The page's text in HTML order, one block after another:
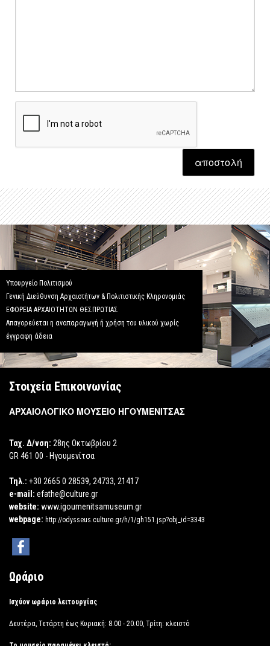
αποστολή
Υπουργείο Πολιτισμού
Γενική Διεύθυνση Αρχαιοτήτων & Πολιτιστικής Κληρονομιάς
ΕΦΟΡΕΙΑ ΑΡΧΑΙΟΤΗΤΩΝ ΘΕΣΠΡΩΤΙΑΣ
Απαγορεύεται η αναπαραγωγή ή χρήση του υλικού χωρίς
έγγραφη άδεια
Στοιχεία Επικοινωνίας
ΑΡΧΑΙΟΛΟΓΙΚΟ ΜΟΥΣΕΙΟ ΗΓΟΥΜΕΝΙΤΣΑΣ
Ταχ. Δ/νση: 28ης Οκτωβρίου 2
GR 461 00 - Ηγουμενίτσα
Τηλ.: +30 2665 0 28539, 24733, 21417
e-mail: efathe@culture.gr
website: www.igoumenitsamuseum.gr
webpage: http://odysseus.culture.gr/h/1/gh151.jsp?obj_id=3343
Ωράριο
Ισχύον ωράριο λειτουργίας
Δευτέρα, Τετάρτη έως Κυριακή: 8.00 - 20.00, Τρίτη: κλειστό